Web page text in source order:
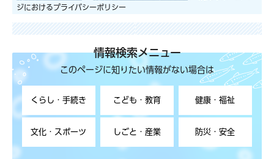
ジにおけるプライバシーポリシー
情報検索メニュー
このページに知りたい情報がない場合は
くらし・手続き こども・教育 健康・福祉
文化・スポーツ しごと・産業 防災・安全